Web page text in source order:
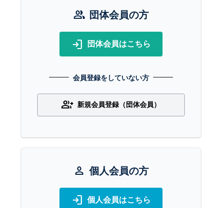
group 団体会員の方
login 団体会員はこちら
会員登録をしていない方
group_add 新規会員登録（団体会員）
person 個人会員の方
login 個人会員はこちら